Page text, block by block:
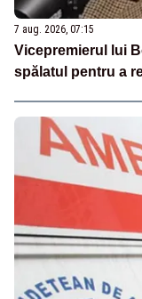
7 aug. 2026, 07:15
Vicepremierul lui
spălatul pentru a